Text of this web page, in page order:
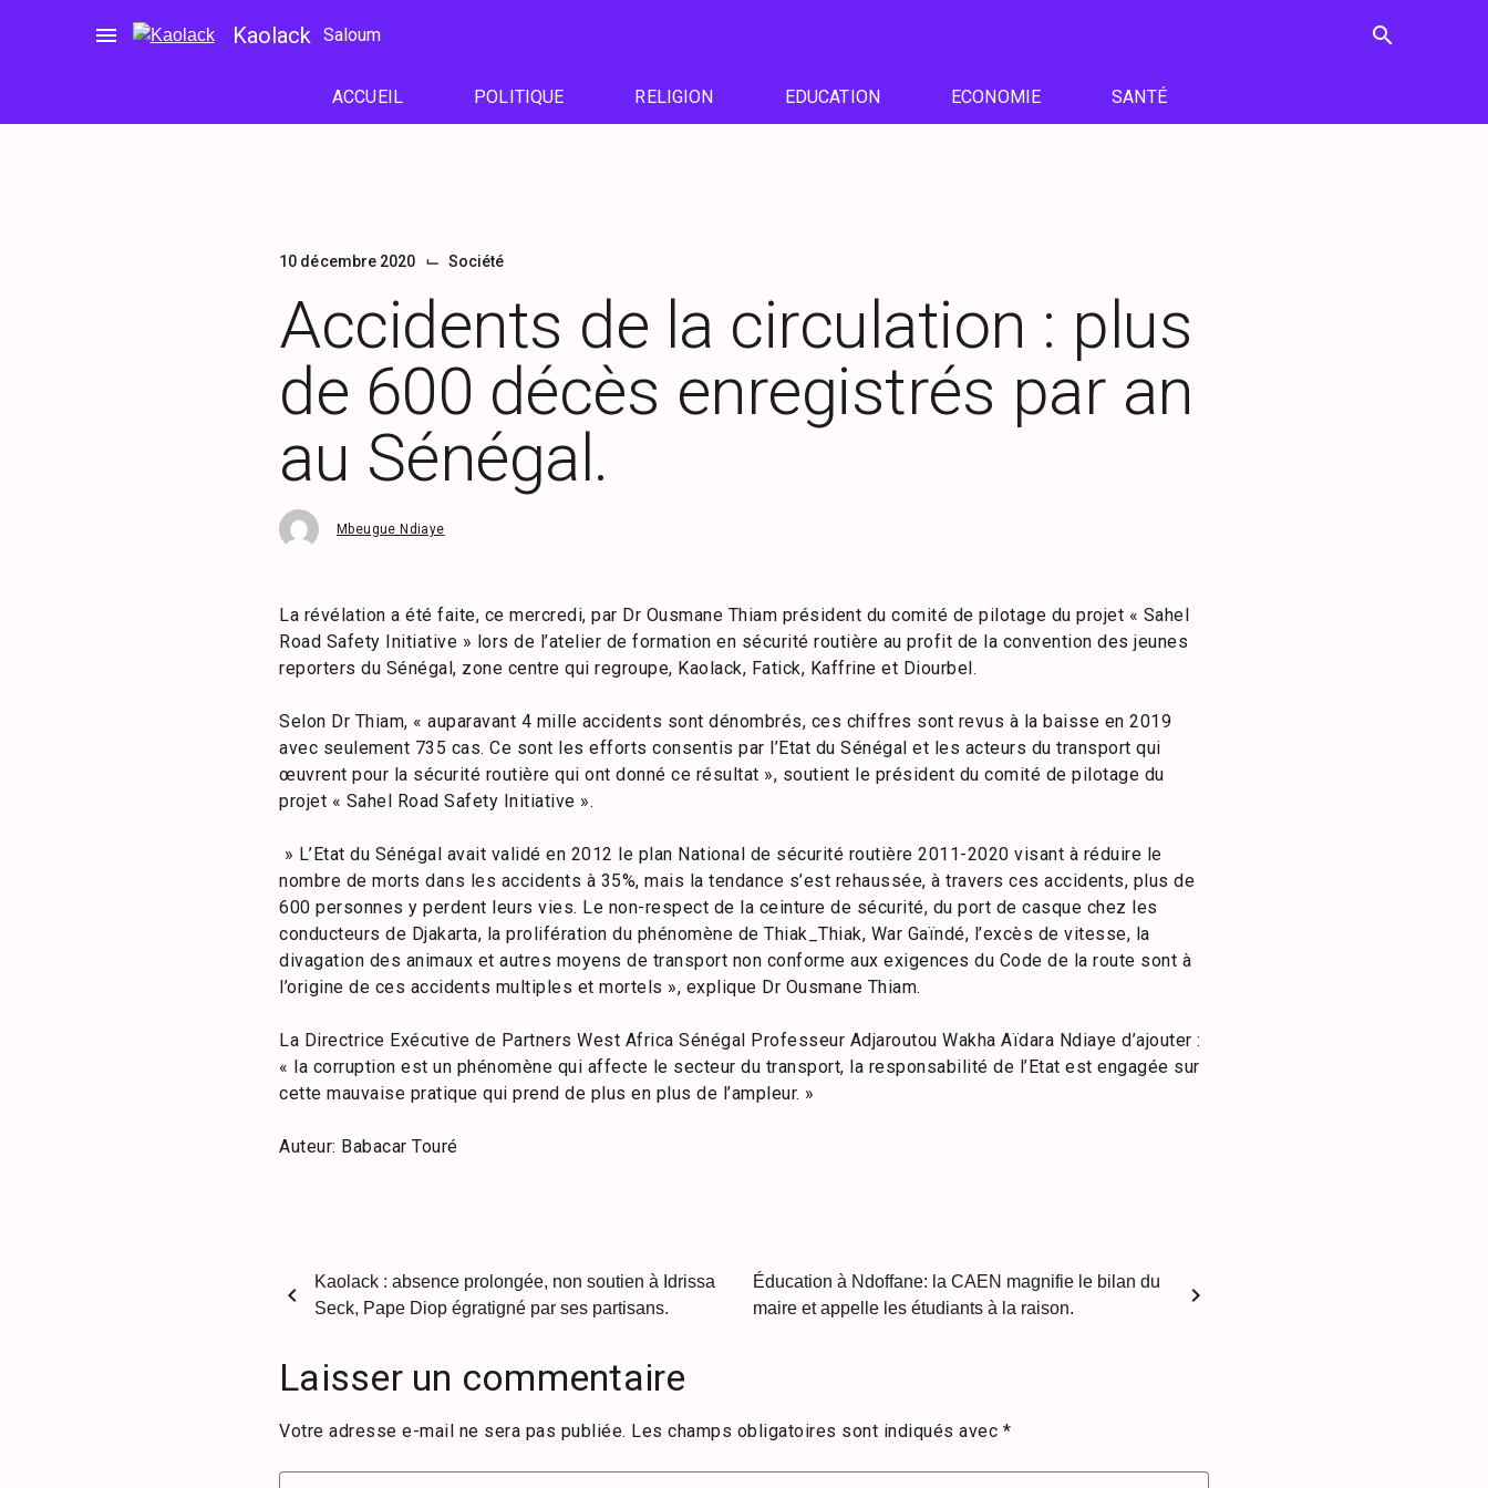
menu Kaolack Saloum search
ACCUEIL POLITIQUE RELIGION EDUCATION ECONOMIE SANTÉ
10 décembre 2020 ⌙ Société
Accidents de la circulation : plus
de 600 décès enregistrés par an
au Sénégal.
Mbeugue Ndiaye
La révélation a été faite, ce mercredi, par Dr Ousmane Thiam président du comité de pilotage du projet « Sahel
Road Safety Initiative » lors de l’atelier de formation en sécurité routière au profit de la convention des jeunes
reporters du Sénégal, zone centre qui regroupe, Kaolack, Fatick, Kaffrine et Diourbel.
Selon Dr Thiam, « auparavant 4 mille accidents sont dénombrés, ces chiffres sont revus à la baisse en 2019
avec seulement 735 cas. Ce sont les efforts consentis par l’Etat du Sénégal et les acteurs du transport qui
œuvrent pour la sécurité routière qui ont donné ce résultat », soutient le président du comité de pilotage du
projet « Sahel Road Safety Initiative ».
» L’Etat du Sénégal avait validé en 2012 le plan National de sécurité routière 2011-2020 visant à réduire le
nombre de morts dans les accidents à 35%, mais la tendance s’est rehaussée, à travers ces accidents, plus de
600 personnes y perdent leurs vies. Le non-respect de la ceinture de sécurité, du port de casque chez les
conducteurs de Djakarta, la prolifération du phénomène de Thiak_Thiak, War Gaïndé, l’excès de vitesse, la
divagation des animaux et autres moyens de transport non conforme aux exigences du Code de la route sont à
l’origine de ces accidents multiples et mortels », explique Dr Ousmane Thiam.
La Directrice Exécutive de Partners West Africa Sénégal Professeur Adjaroutou Wakha Aïdara Ndiaye d’ajouter :
« la corruption est un phénomène qui affecte le secteur du transport, la responsabilité de l’Etat est engagée sur
cette mauvaise pratique qui prend de plus en plus de l’ampleur. »
Auteur: Babacar Touré
chevron_left
Kaolack : absence prolongée, non soutien à Idrissa
Seck, Pape Diop égratigné par ses partisans.
Éducation à Ndoffane: la CAEN magnifie le bilan du
maire et appelle les étudiants à la raison.
chevron_right
Laisser un commentaire
Votre adresse e-mail ne sera pas publiée. Les champs obligatoires sont indiqués avec *